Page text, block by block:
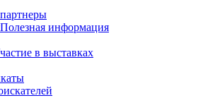
Полезная информация
в выставках